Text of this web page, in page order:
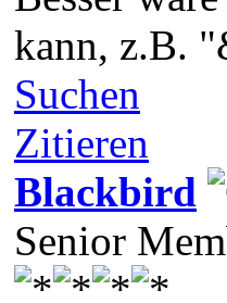
kann, z.B.
Suchen
Zitieren
Blackbird
Senior